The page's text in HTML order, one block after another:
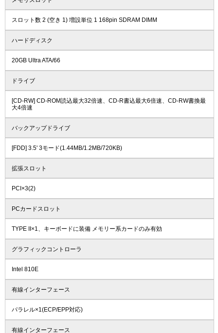
スロット数 2 (空き 1) 増設単位 1 168pin SDRAM DIMM
ハードディスク
20GB Ultra ATA/66
ドライブ
[CD-RW] CD-ROM読込最大32倍速、CD-R書込最大6倍速、CD-RW書換最
大4倍速
バックアップドライブ
[FDD] 3.5' 3モード(1.44MB/1.2MB/720KB)
拡張スロット
PCI×3(2)
PCカードスロット
TYPE II×1、キーボードに装備 メモリー系カードのみ有効
グラフィックコントローラ
Intel 810E
有線インターフェース
パラレル×1(ECP/EPP対応)
有線インターフェース